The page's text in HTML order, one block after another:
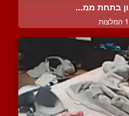
בתחת ממ...
1 המלצות